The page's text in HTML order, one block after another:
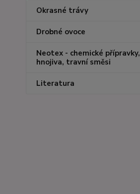
Okrasné trávy
Drobné ovoce
Neotex - chemické přípravky,
hnojiva, travní směsi
Literatura